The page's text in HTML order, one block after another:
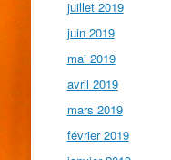
juillet 2019
juin 2019
mai 2019
avril 2019
mars 2019
février 2019